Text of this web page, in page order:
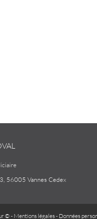
56005 Vannes Cedex
© - Mentions légales- Données